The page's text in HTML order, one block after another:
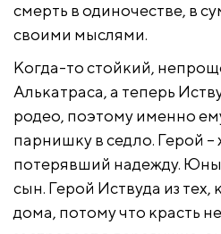
смерть в одиночестве, в
своими мыслями.
Когда-то стойкий,
Алькатраса, а теперь
родео, поэтому именно
парнишку в седло. Герой
потерявший надежду.
сын. Герой Иствуда из тех,
дома, потому что красть